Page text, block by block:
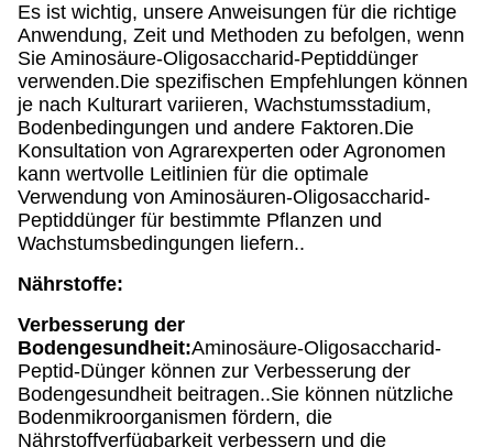
Es ist wichtig, unsere Anweisungen für die richtige
Anwendung, Zeit und Methoden zu befolgen, wenn
Sie Aminosäure-Oligosaccharid-Peptiddünger
verwenden.Die spezifischen Empfehlungen können
je nach Kulturart variieren, Wachstumsstadium,
Bodenbedingungen und andere Faktoren.Die
Konsultation von Agrarexperten oder Agronomen
kann wertvolle Leitlinien für die optimale
Verwendung von Aminosäuren-Oligosaccharid-
Peptiddünger für bestimmte Pflanzen und
Wachstumsbedingungen liefern..
Nährstoffe:
Verbesserung der
Bodengesundheit:Aminosäure-Oligosaccharid-
Peptid-Dünger können zur Verbesserung der
Bodengesundheit beitragen..Sie können nützliche
Bodenmikroorganismen fördern, die
Nährstoffverfügbarkeit verbessern und die